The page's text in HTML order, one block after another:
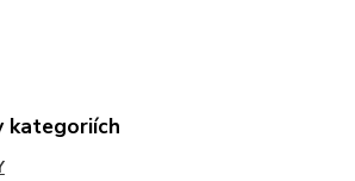
kategoriích